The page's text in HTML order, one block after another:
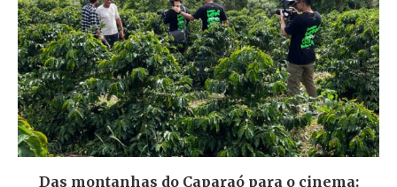
Das montanhas do Caparaó para o cinema: